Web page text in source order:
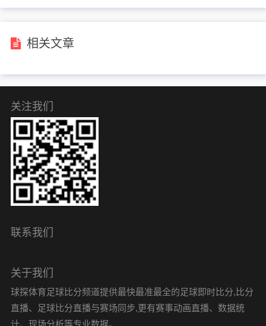
相关文章
关注我们
联系我们
关于我们
球探体育足球比分频道提供最快最准最全的足球即时比分,比分
直播、足球比分直播与赛场同步,更有赛事动画直播、数据统